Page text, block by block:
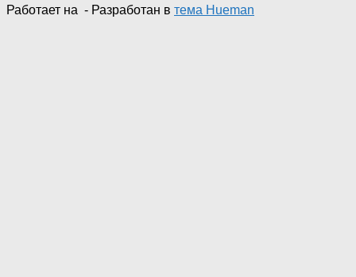
Работает на - Разработан в тема Hueman